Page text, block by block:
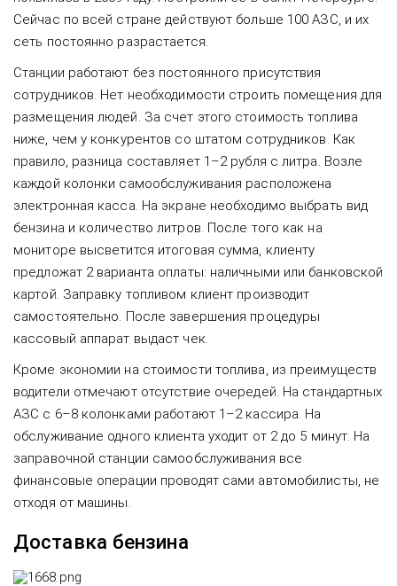
Сейчас по всей стране действуют больше 100 АЗС, и их
сеть постоянно разрастается.
Станции работают без постоянного присутствия
сотрудников. Нет необходимости строить помещения для
размещения людей. За счет этого стоимость топлива
ниже, чем у конкурентов со штатом сотрудников. Как
правило, разница составляет 1–2 рубля с литра. Возле
каждой колонки самообслуживания расположена
электронная касса. На экране необходимо выбрать вид
бензина и количество литров. После того как на
мониторе высветится итоговая сумма, клиенту
предложат 2 варианта оплаты: наличными или банковской
картой. Заправку топливом клиент производит
самостоятельно. После завершения процедуры
кассовый аппарат выдаст чек.
Кроме экономии на стоимости топлива, из преимуществ
водители отмечают отсутствие очередей. На стандартных
АЗС с 6–8 колонками работают 1–2 кассира. На
обслуживание одного клиента уходит от 2 до 5 минут. На
заправочной станции самообслуживания все
финансовые операции проводят сами автомобилисты, не
отходя от машины.
Доставка бензина